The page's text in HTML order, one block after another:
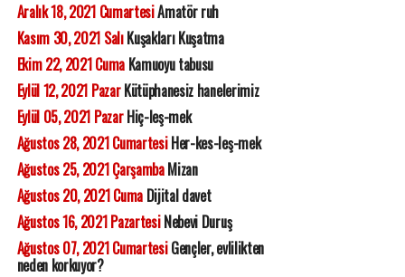
Aralık 18, 2021 CumartesiAmatör ruh
Kasım 30, 2021 SalıKuşakları Kuşatma
Ekim 22, 2021 CumaKamuoyu tabusu
Eylül 12, 2021 PazarKütüphanesiz hanelerimiz
Eylül 05, 2021 PazarHiç-leş-mek
Ağustos 28, 2021 CumartesiHer-kes-leş-mek
Ağustos 25, 2021 ÇarşambaMizan
Ağustos 20, 2021 CumaDijital davet
Ağustos 16, 2021 PazartesiNebevi Duruş
Ağustos 07, 2021 CumartesiGençler, evlilikten
neden korkuyor?